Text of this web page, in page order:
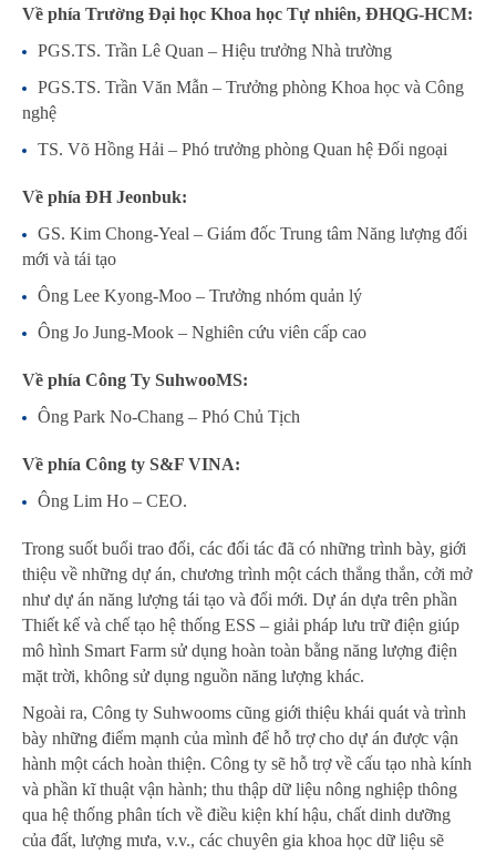
Về phía Trường Đại học Khoa học Tự nhiên, ĐHQG-HCM:
PGS.TS. Trần Lê Quan – Hiệu trưởng Nhà trường
PGS.TS. Trần Văn Mẫn – Trưởng phòng Khoa học và Công
nghệ
TS. Võ Hồng Hải – Phó trưởng phòng Quan hệ Đối ngoại
Về phía ĐH Jeonbuk:
GS. Kim Chong-Yeal – Giám đốc Trung tâm Năng lượng đối
mới và tái tạo
Ông Lee Kyong-Moo – Trưởng nhóm quản lý
Ông Jo Jung-Mook – Nghiên cứu viên cấp cao
Về phía Công Ty SuhwooMS:
Ông Park No-Chang – Phó Chủ Tịch
Về phía Công ty S&F VINA:
Ông Lim Ho – CEO.
Trong suốt buổi trao đổi, các đối tác đã có những trình bày, giới
thiệu về những dự án, chương trình một cách thẳng thắn, cởi mở
như dự án năng lượng tái tạo và đổi mới. Dự án dựa trên phần
Thiết kế và chế tạo hệ thống ESS – giải pháp lưu trữ điện giúp
mô hình Smart Farm sử dụng hoàn toàn bằng năng lượng điện
mặt trời, không sử dụng nguồn năng lượng khác.
Ngoài ra, Công ty Suhwooms cũng giới thiệu khái quát và trình
bày những điểm mạnh của mình để hỗ trợ cho dự án được vận
hành một cách hoàn thiện. Công ty sẽ hỗ trợ về cấu tạo nhà kính
và phần kĩ thuật vận hành; thu thập dữ liệu nông nghiệp thông
qua hệ thống phân tích về điều kiện khí hậu, chất dinh dưỡng
của đất, lượng mưa, v.v., các chuyên gia khoa học dữ liệu sẽ